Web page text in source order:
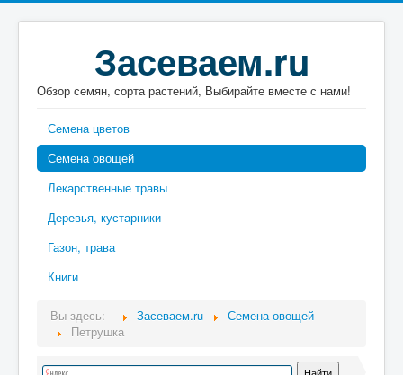
Засеваем.ru
Обзор семян, сорта растений, Выбирайте вместе с нами!
Семена цветов
Семена овощей
Лекарственные травы
Деревья, кустарники
Газон, трава
Книги
Вы здесь: Засеваем.ru
Семена овощей
Петрушка